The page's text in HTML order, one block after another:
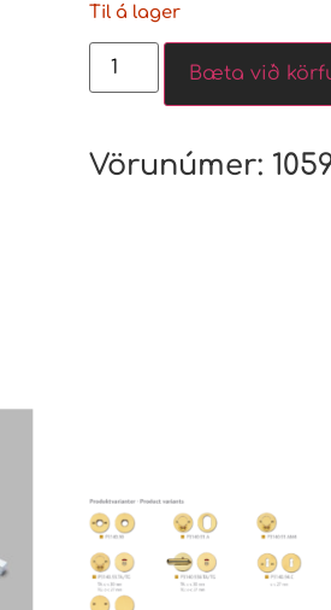
Til á lager
Bæta við
Vörunúmer: